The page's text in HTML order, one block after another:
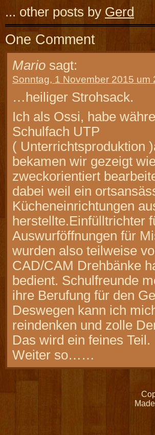
... other posts by Gerd
One Comment
Mario sagt:
Sonntag, 1 November 2015 um
…heiliger Strohsack.
Ich als Ossi, habe
Schulfach UTP
( Unterrichtsproduktion
bekamen wir gezeigt
zweckorientiert
dabei weil ein
Kücheneinrichtungen
herstellte.Einfülltrichter
Auswurföffnungen für
wurden also teilweise
CAD/CAM Drehbänke
bedient. Schulfreunde
ihre Berufung für den
Deswegen kann ich
reindenken und zolle
Das wird ein feines Teil.
Weiter so……